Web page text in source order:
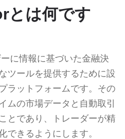
とは何です
に情報に基づいた金融決
ツールを提供するために設
ラットフォームです。その
ムの市場データと自動取引
とであり、トレーダーが精
できるようにします。